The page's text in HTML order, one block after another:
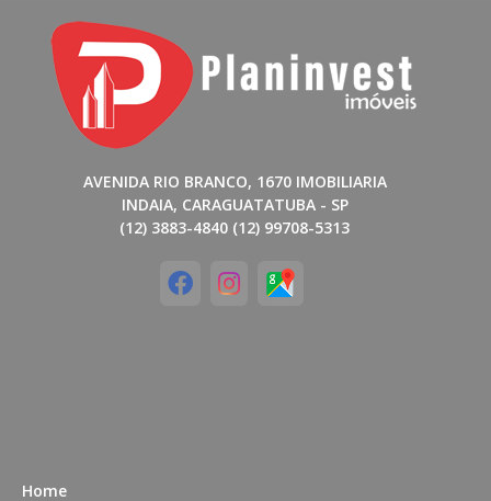
AVENIDA RIO BRANCO, 1670 IMOBILIARIA
INDAIA, CARAGUATATUBA - SP
(12) 3883-4840 (12) 99708-5313
Home